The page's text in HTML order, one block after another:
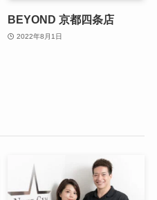
BEYOND 京都四条店
2022年8月1日